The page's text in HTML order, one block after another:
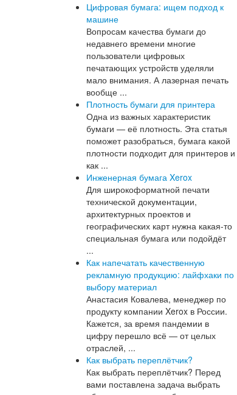
Цифровая бумага: ищем подход к
машине
Вопросам качества бумаги до
недавнего времени многие
пользователи цифровых
печатающих устройств уделяли
мало внимания. А лазерная печать
вообще ...
Плотность бумаги для принтера
Одна из важных характеристик
бумаги — её плотность. Эта статья
поможет разобраться, бумага какой
плотности подходит для принтеров и
как ...
Инженерная бумага Xerox
Для широкоформатной печати
технической документации,
архитектурных проектов и
географических карт нужна какая-то
специальная бумага или подойдёт
...
Как напечатать качественную
рекламную продукцию: лайфхаки по
выбору материал
Анастасия Ковалева, менеджер по
продукту компании Xerox в России.
Кажется, за время пандемии в
цифру перешло всё — от целых
отраслей, ...
Как выбрать переплётчик?
Как выбрать переплётчик? Перед
вами поставлена задача выбрать